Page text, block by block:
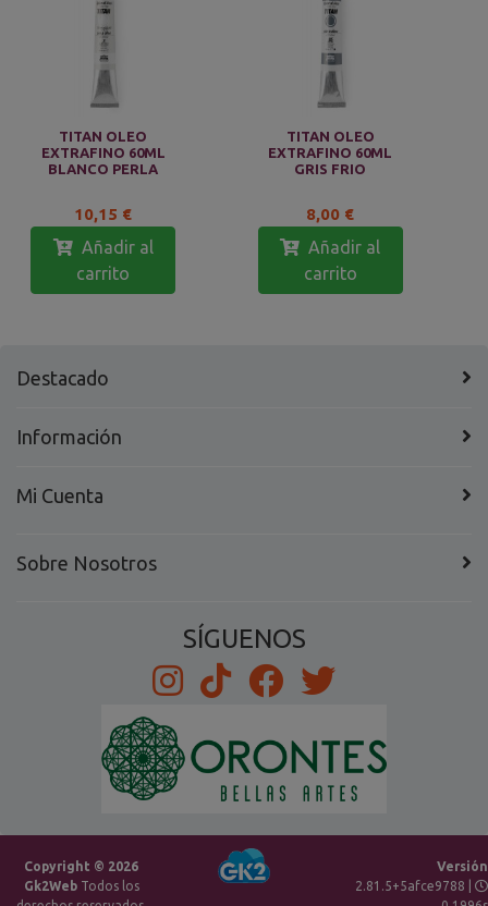
TITAN OLEO
EXTRAFINO 60ML
BLANCO PERLA
10,15 €
Añadir al
carrito
TITAN OLEO
EXTRAFINO 60ML
GRIS FRIO
8,00 €
Añadir al
carrito
Destacado
Información
Mi Cuenta
Sobre Nosotros
SÍGUENOS
Copyright © 2026
Gk2WebTodos los
Versión
2.81.5+5afce9788 |